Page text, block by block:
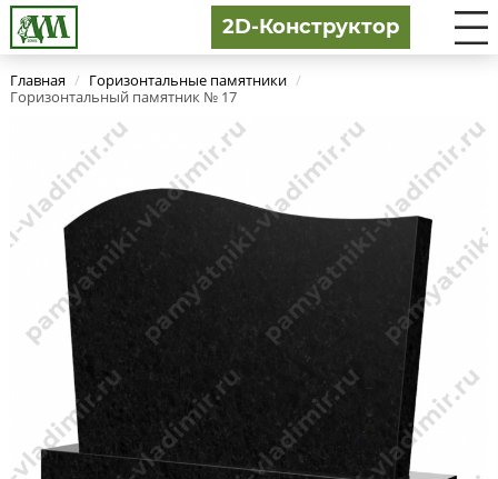
2D-Конструктор
Главная / Горизонтальные памятники /
Горизонтальный памятник № 17